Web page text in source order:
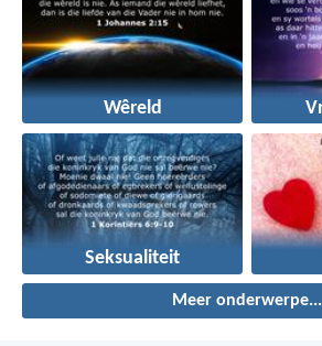
Wêreld
Seksualiteit
Meer onderwerpe...